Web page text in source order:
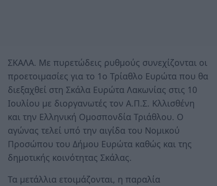
ΣΚΑΛΑ. Με πυρετώδεις ρυθμούς συνεχίζονται οι
προετοιμασίες για το 1ο Τρίαθλο Ευρώτα που θα
διεξαχθεί στη Σκάλα Ευρώτα Λακωνίας στις 10
Ιουλίου με διοργανωτές τον Α.Π.Σ. Κλλισθένη
και την Ελληνική Ομοσπονδία Τριάθλου. Ο
αγώνας τελεί υπό την αιγίδα του Νομικού
Προσώπου του Δήμου Ευρώτα καθώς και της
δημοτικής κοινότητας Σκάλας.
Τα μετάλλια ετοιμάζονται, η παραλία